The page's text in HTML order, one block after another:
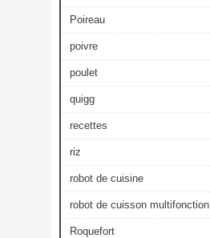
Poireau
poivre
poulet
quigg
recettes
riz
robot de cuisine
robot de cuisson multifonction
Roquefort